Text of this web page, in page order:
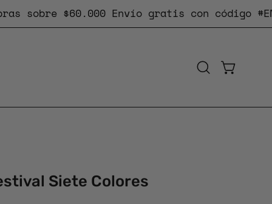
sobre $60.000Envío gratiscon código
Abrir CARRO
Siete Colores